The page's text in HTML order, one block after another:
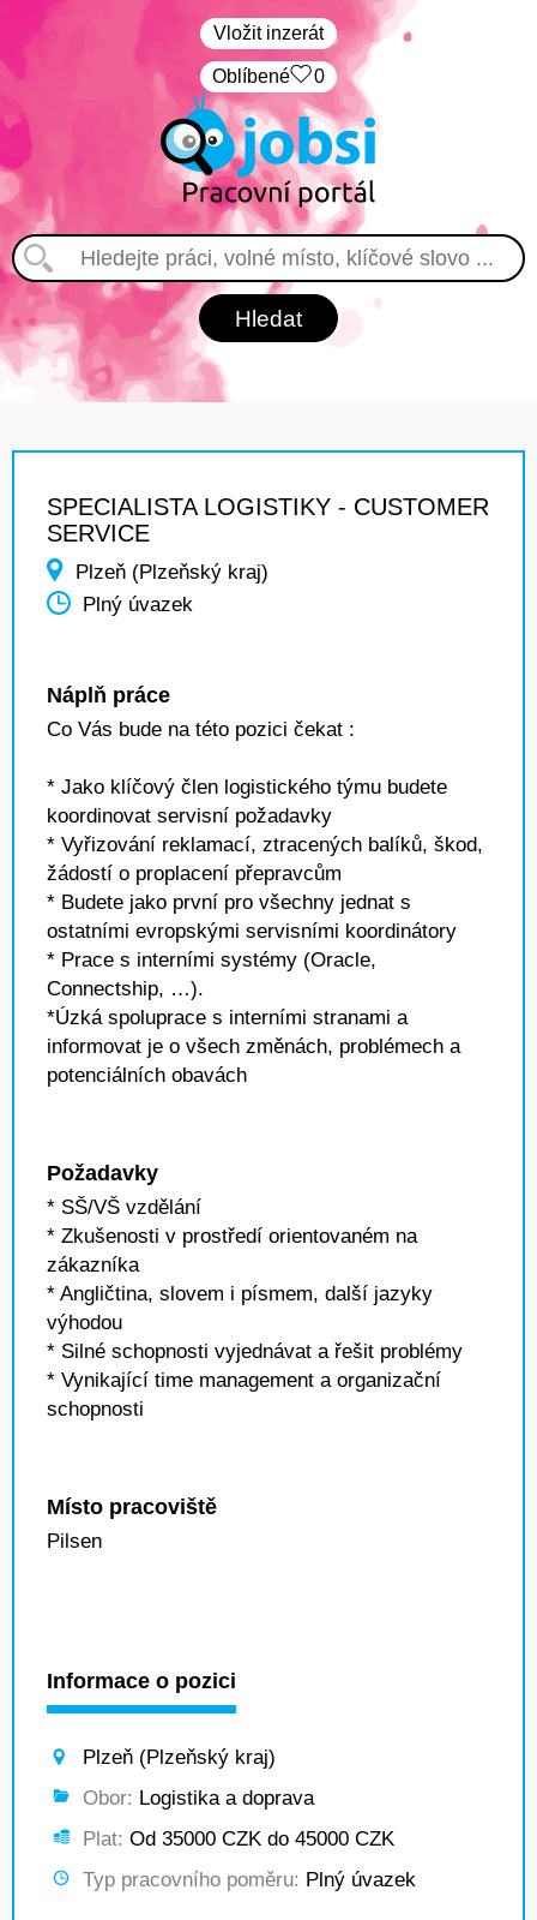
Vložit inzerát
Oblíbené 0
SPECIALISTA LOGISTIKY - CUSTOMER
SERVICE
Plzeň (Plzeňský kraj)
Plný úvazek
Náplň práce
Co Vás bude na této pozici čekat :
* Jako klíčový člen logistického týmu budete
koordinovat servisní požadavky
* Vyřizování reklamací, ztracených balíků, škod,
žádostí o proplacení přepravcům
* Budete jako první pro všechny jednat s
ostatními evropskými servisními koordinátory
* Prace s interními systémy (Oracle,
Connectship, …).
*Úzká spoluprace s interními stranami a
informovat je o všech změnách, problémech a
potenciálních obavách
Požadavky
* SŠ/VŠ vzdělání
* Zkušenosti v prostředí orientovaném na
zákazníka
* Angličtina, slovem i písmem, další jazyky
výhodou
* Silné schopnosti vyjednávat a řešit problémy
* Vynikající time management a organizační
schopnosti
Místo pracoviště
Pilsen
Informace o pozici
Plzeň (Plzeňský kraj)
Obor: Logistika a doprava
Plat: Od 35000 CZK do 45000 CZK
Typ pracovního poměru: Plný úvazek